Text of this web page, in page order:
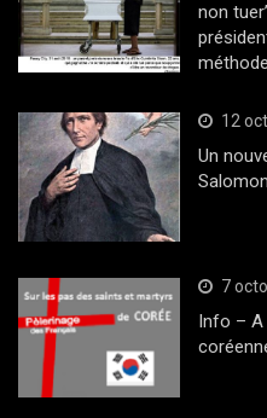
non
12
Un
7
Info – A